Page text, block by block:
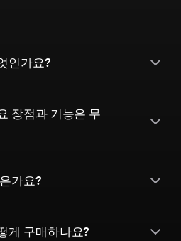
인가요?
장점과 기능은 무
가요?
게 구매하나요?